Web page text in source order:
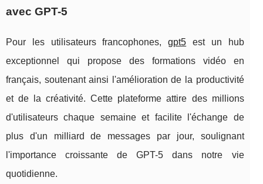
avec GPT-5
Pour les utilisateurs francophones,gpt5 est un hub
exceptionnel qui propose des formations vidéo en
français, soutenant ainsi l'amélioration de la productivité
et de la créativité. Cette plateforme attire des millions
d'utilisateurs chaque semaine et facilite l'échange de
plus d'un milliard de messages par jour, soulignant
l'importance croissante de GPT-5 dans notre vie
quotidienne.